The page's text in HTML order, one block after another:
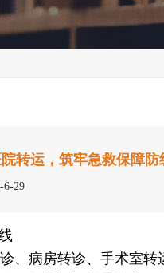
转运，筑牢急救保障防
6-29
、病房转诊、手术室转